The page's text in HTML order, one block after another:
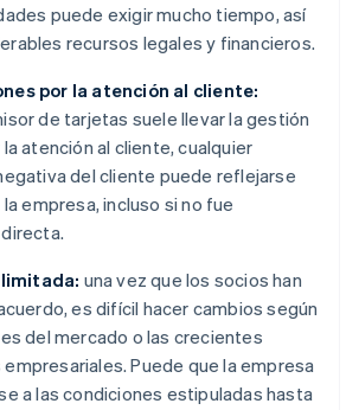
puede exigir mucho tiempo, así
recursos legales y financieros.
por la atención al cliente:
de tarjetas suele llevar la gestión
atención al cliente, cualquier
del cliente puede reflejarse
empresa, incluso si no fue
una vez que los socios han
es difícil hacer cambios según
del mercado o las crecientes
Puede que la empresa
a las condiciones estipuladas hasta